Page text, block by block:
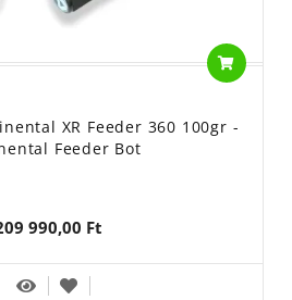
XR Feeder 360 100gr -
Feeder Bot
990,00 Ft